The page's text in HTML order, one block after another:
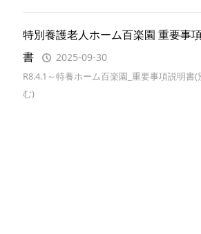
特別養護老人ホーム百楽園 重要事
書
2025-09-30
R8.4.1～特養ホーム百楽園_重要事項説明書(
む)